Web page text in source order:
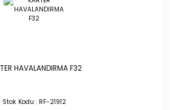
HAVALANDIRMA F32
Stok Kodu : RF-21912